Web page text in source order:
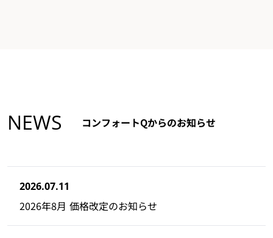
NEWS コンフォートQからのお知らせ
2026.07.11
2026年8月 価格改定のお知らせ